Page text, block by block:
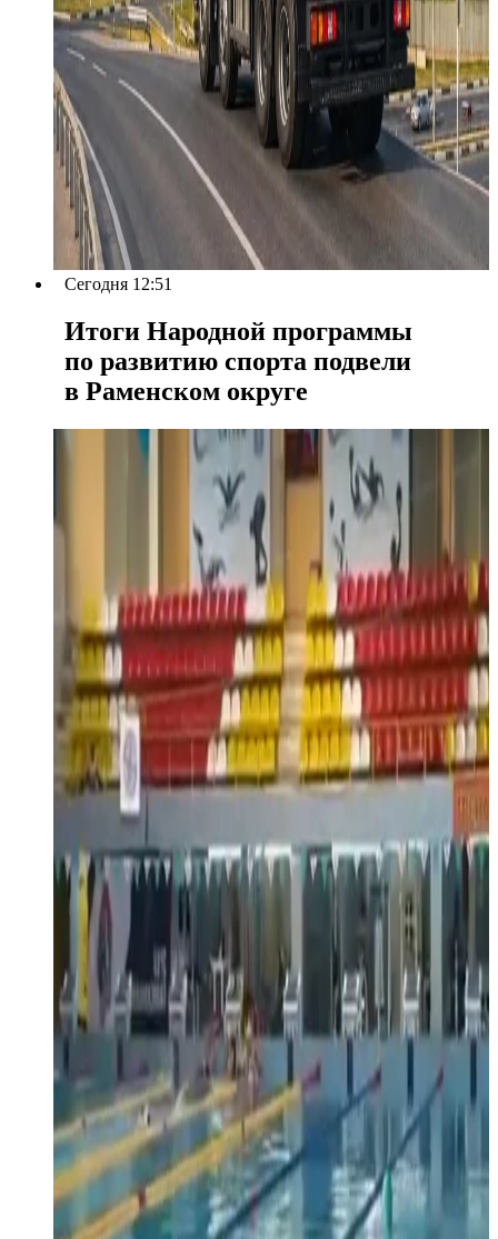
Сегодня 12:51
Итоги Народной программы
по развитию спорта подвели
в Раменском округе